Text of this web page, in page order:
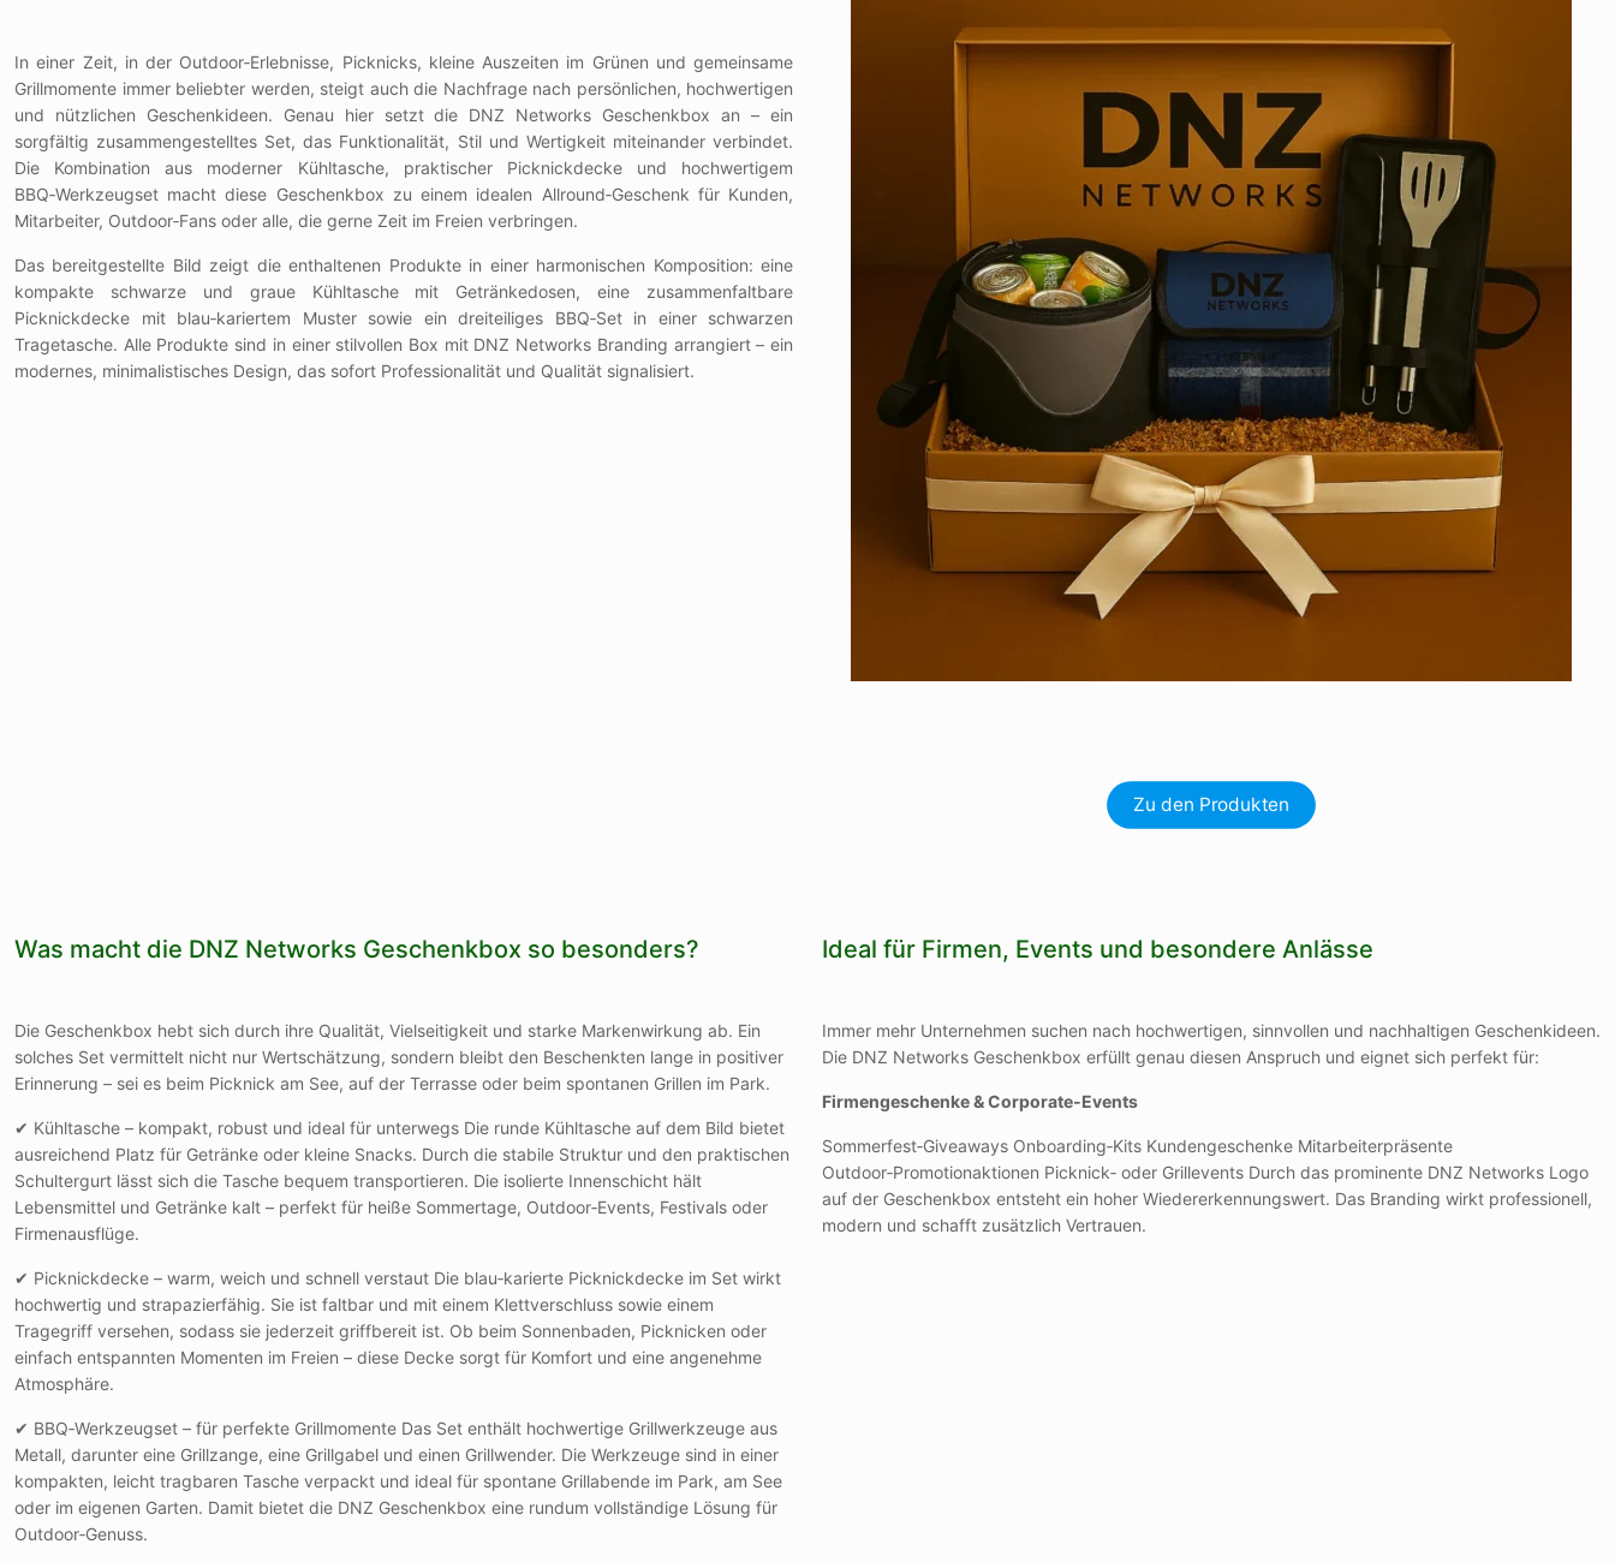
In einer Zeit, in der Outdoor‑Erlebnisse, Picknicks, kleine Auszeiten im Grünen und gemeinsame
Grillmomente immer beliebter werden, steigt auch die Nachfrage nach persönlichen, hochwertigen
und nützlichen Geschenkideen. Genau hier setzt die DNZ Networks Geschenkbox an – ein
sorgfältig zusammengestelltes Set, das Funktionalität, Stil und Wertigkeit miteinander verbindet.
Die Kombination aus moderner Kühltasche, praktischer Picknickdecke und hochwertigem
BBQ‑Werkzeugset macht diese Geschenkbox zu einem idealen Allround‑Geschenk für Kunden,
Mitarbeiter, Outdoor‑Fans oder alle, die gerne Zeit im Freien verbringen.
Das bereitgestellte Bild zeigt die enthaltenen Produkte in einer harmonischen Komposition: eine
kompakte schwarze und graue Kühltasche mit Getränkedosen, eine zusammenfaltbare
Picknickdecke mit blau‑kariertem Muster sowie ein dreiteiliges BBQ‑Set in einer schwarzen
Tragetasche. Alle Produkte sind in einer stilvollen Box mit DNZ Networks Branding arrangiert – ein
modernes, minimalistisches Design, das sofort Professionalität und Qualität signalisiert.
Zu den Produkten
Was macht die DNZ Networks Geschenkbox so besonders? Ideal für Firmen, Events und besondere Anlässe
Die Geschenkbox hebt sich durch ihre Qualität, Vielseitigkeit und starke Markenwirkung ab. Ein
solches Set vermittelt nicht nur Wertschätzung, sondern bleibt den Beschenkten lange in positiver
Erinnerung – sei es beim Picknick am See, auf der Terrasse oder beim spontanen Grillen im Park.
✔ Kühltasche – kompakt, robust und ideal für unterwegs Die runde Kühltasche auf dem Bild bietet
ausreichend Platz für Getränke oder kleine Snacks. Durch die stabile Struktur und den praktischen
Schultergurt lässt sich die Tasche bequem transportieren. Die isolierte Innenschicht hält
Lebensmittel und Getränke kalt – perfekt für heiße Sommertage, Outdoor‑Events, Festivals oder
Firmenausflüge.
✔ Picknickdecke – warm, weich und schnell verstaut Die blau‑karierte Picknickdecke im Set wirkt
hochwertig und strapazierfähig. Sie ist faltbar und mit einem Klettverschluss sowie einem
Tragegriff versehen, sodass sie jederzeit griffbereit ist. Ob beim Sonnenbaden, Picknicken oder
einfach entspannten Momenten im Freien – diese Decke sorgt für Komfort und eine angenehme
Atmosphäre.
✔ BBQ‑Werkzeugset – für perfekte Grillmomente Das Set enthält hochwertige Grillwerkzeuge aus
Metall, darunter eine Grillzange, eine Grillgabel und einen Grillwender. Die Werkzeuge sind in einer
kompakten, leicht tragbaren Tasche verpackt und ideal für spontane Grillabende im Park, am See
oder im eigenen Garten. Damit bietet die DNZ Geschenkbox eine rundum vollständige Lösung für
Outdoor‑Genuss.
Immer mehr Unternehmen suchen nach hochwertigen, sinnvollen und nachhaltigen Geschenkideen.
Die DNZ Networks Geschenkbox erfüllt genau diesen Anspruch und eignet sich perfekt für:
Firmengeschenke & Corporate‑Events
Sommerfest‑Giveaways Onboarding‑Kits Kundengeschenke Mitarbeiterpräsente
Outdoor‑Promotionaktionen Picknick‑ oder Grillevents Durch das prominente DNZ Networks Logo
auf der Geschenkbox entsteht ein hoher Wiedererkennungswert. Das Branding wirkt professionell,
modern und schafft zusätzlich Vertrauen.